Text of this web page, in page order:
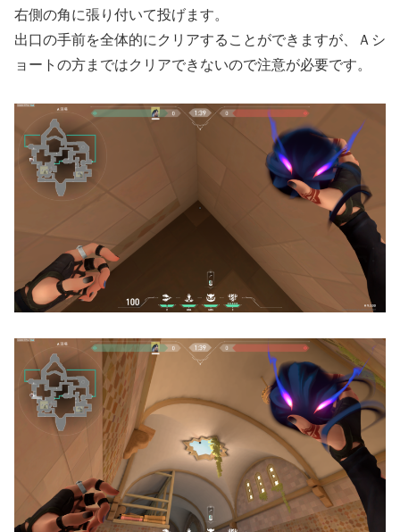
右側の角に張り付いて投げます。
出口の手前を全体的にクリアすることができますが、Ａシ
ョートの方まではクリアできないので注意が必要です。